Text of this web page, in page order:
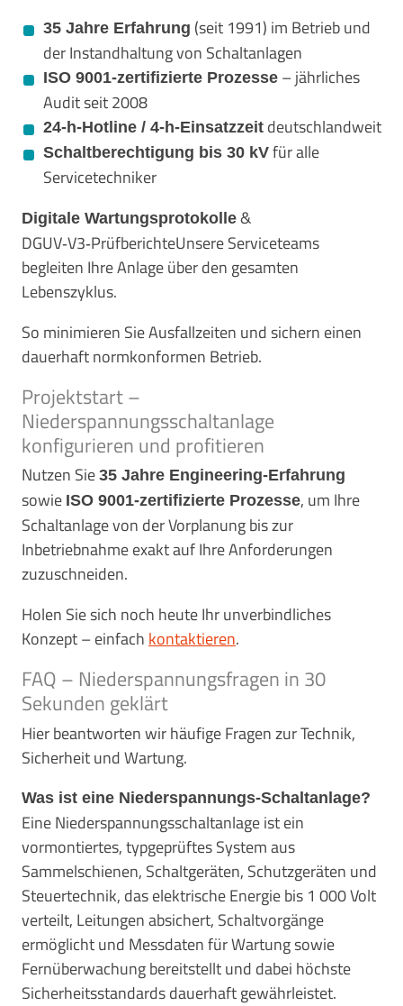
35 Jahre Erfahrung (seit 1991) im Betrieb und
der Instandhaltung von Schaltanlagen
ISO 9001‑zertifizierte Prozesse – jährliches
Audit seit 2008
24‑h‑Hotline / 4‑h‑Einsatzzeit deutschlandweit
Schaltberechtigung bis 30 kV für alle
Servicetechniker
Digitale Wartungsprotokolle &
DGUV‑V3‑PrüfberichteUnsere Serviceteams
begleiten Ihre Anlage über den gesamten
Lebenszyklus.
So minimieren Sie Ausfallzeiten und sichern einen
dauerhaft normkonformen Betrieb.
Projektstart –
Niederspannungsschaltanlage
konfigurieren und profitieren
Nutzen Sie 35 Jahre Engineering‑Erfahrung
sowie ISO 9001‑zertifizierte Prozesse, um Ihre
Schaltanlage von der Vorplanung bis zur
Inbetriebnahme exakt auf Ihre Anforderungen
zuzuschneiden.
Holen Sie sich noch heute Ihr unverbindliches
Konzept – einfachkontaktieren.
FAQ – Niederspannungsfragen in 30
Sekunden geklärt
Hier beantworten wir häufige Fragen zur Technik,
Sicherheit und Wartung.
Was ist eine Niederspannungs-Schaltanlage?
Eine Niederspannungsschaltanlage ist ein
vormontiertes, typgeprüftes System aus
Sammelschienen, Schaltgeräten, Schutzgeräten und
Steuertechnik, das elektrische Energie bis 1 000 Volt
verteilt, Leitungen absichert, Schaltvorgänge
ermöglicht und Messdaten für Wartung sowie
Fernüberwachung bereitstellt und dabei höchste
Sicherheitsstandards dauerhaft gewährleistet.